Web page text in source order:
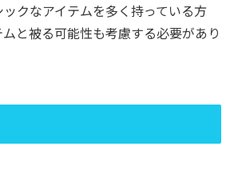
クなアイテムを多く持っている方
と被る可能性も考慮する必要があり